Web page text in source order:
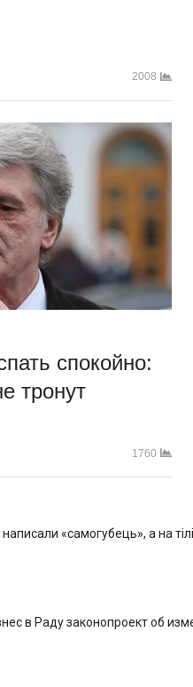
2008
спокойно:
тронут
1760
написали «самогубець», а на
в Раду законопроект об